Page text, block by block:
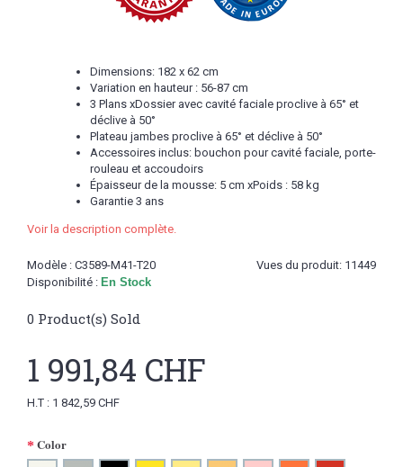
Dimensions: 182 x 62 cm
Variation en hauteur : 56-87 cm
3 Plans xDossier avec cavité faciale proclive à 65° et
déclive à 50°
Plateau jambes proclive à 65° et déclive à 50°
Accessoires inclus: bouchon pour cavité faciale, porte-
rouleau et accoudoirs
Épaisseur de la mousse: 5 cm xPoids : 58 kg
Garantie 3 ans
Voir la description complète.
Vues du produit: 11449
Modèle : C3589-M41-T20
Disponibilité : En Stock
0 Product(s) Sold
1 991,84 CHF
H.T : 1 842,59 CHF
Color